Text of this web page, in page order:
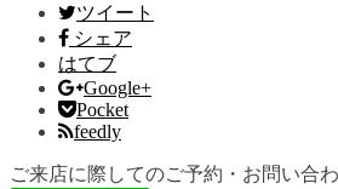
ツイート
シェア
はてブ
Google+
Pocket
feedly
ご来店に際してのご予約・お問い合